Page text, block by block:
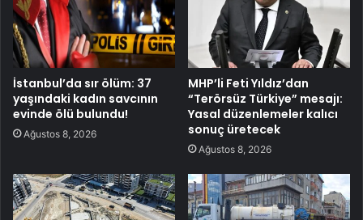
İstanbul’da sır ölüm: 37
yaşındaki kadın savcının
evinde ölü bulundu!
Ağustos 8, 2026
MHP’li Feti Yıldız’dan
“Terörsüz Türkiye” mesajı:
Yasal düzenlemeler kalıcı
sonuç üretecek
Ağustos 8, 2026